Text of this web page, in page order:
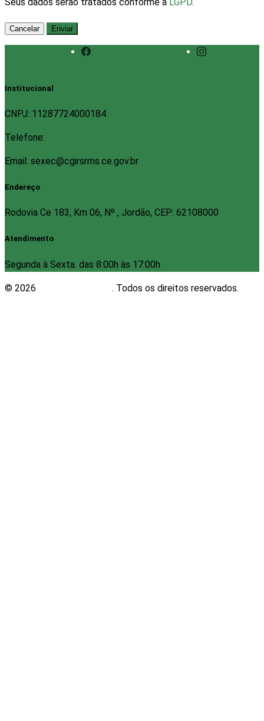
Cancelar Enviar
Institucional
CNPJ: 11287724000184
Telefone:
Email: sexec@cgirsrms.ce.gov.br
Endereço
Rodovia Ce 183, Km 06, Nº , Jordão, CEP: 62108000
Atendimento
Segunda à Sexta. das 8:00h às 17:00h
© 2026 . Todos os direitos reservados.